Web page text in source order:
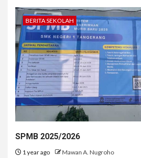
BERITA SEKOLAH
SPMB 2025/2026
1 year ago Mawan A. Nugroho